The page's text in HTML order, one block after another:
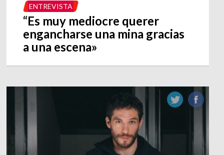
ENTREVISTA
“Es muy mediocre querer
engancharse una mina gracias
a una escena»